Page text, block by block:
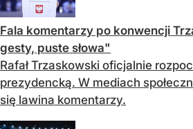
Fala komentarzy po konwencji
gesty, puste słowa"
Rafał Trzaskowski oficjalnie
prezydencką. W mediach
się lawina komentarzy.